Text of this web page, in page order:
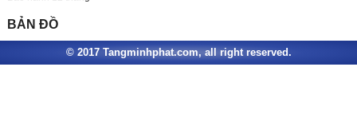
BẢN ĐỒ
© 2017 Tangminhphat.com, all right reserved.